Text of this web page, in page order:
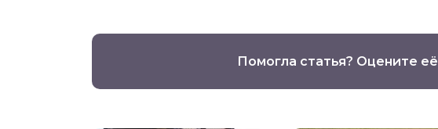
Помогла статья? Оцените её